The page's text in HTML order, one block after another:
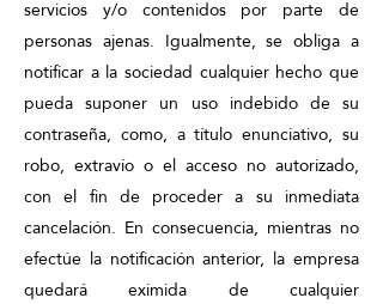
servicios y/o contenidos por parte de
personas ajenas. Igualmente, se obliga a
notificar a la sociedad cualquier hecho que
pueda suponer un uso indebido de su
contraseña, como, a título enunciativo, su
robo, extravío o el acceso no autorizado,
con el fin de proceder a su inmediata
cancelación. En consecuencia, mientras no
efectúe la notificación anterior, la empresa
quedará eximida de cualquier